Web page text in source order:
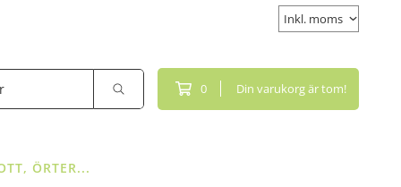
0 Din varukorg är tom!
ÖRTER...